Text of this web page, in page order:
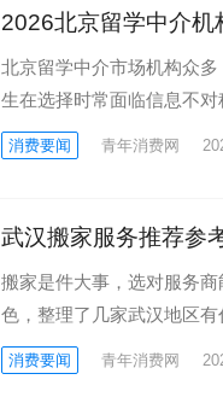
2026北京留学中介机
北京留学中介市场机构众
生在选择时常面临信息不
消费要闻 青年消费网
武汉搬家服务推荐参
搬家是件大事，选对服务
色，整理了几家武汉地区
消费要闻 青年消费网